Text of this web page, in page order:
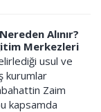
Alınır?
Merkezleri
usul ve
kurumlar
Zaim
kapsamda